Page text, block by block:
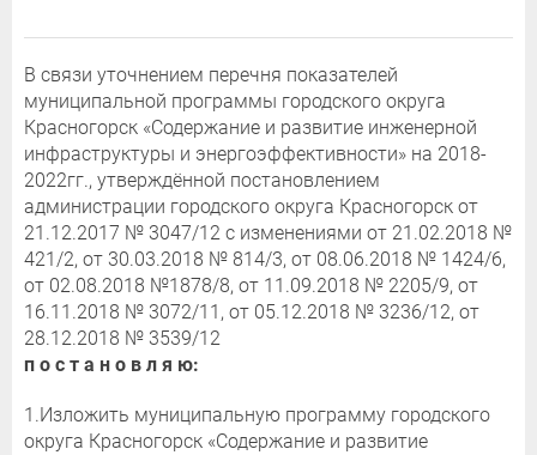
В связи уточнением перечня показателей
муниципальной программы городского округа
Красногорск «Содержание и развитие инженерной
инфраструктуры и энергоэффективности» на 2018-
2022гг., утверждённой постановлением
администрации городского округа Красногорск от
21.12.2017 № 3047/12 с изменениями от 21.02.2018 №
421/2, от 30.03.2018 № 814/3, от 08.06.2018 № 1424/6,
от 02.08.2018 №1878/8, от 11.09.2018 № 2205/9, от
16.11.2018 № 3072/11, от 05.12.2018 № 3236/12, от
28.12.2018 № 3539/12
п о с т а н о в л я ю:
1.Изложить муниципальную программу городского
округа Красногорск «Содержание и развитие